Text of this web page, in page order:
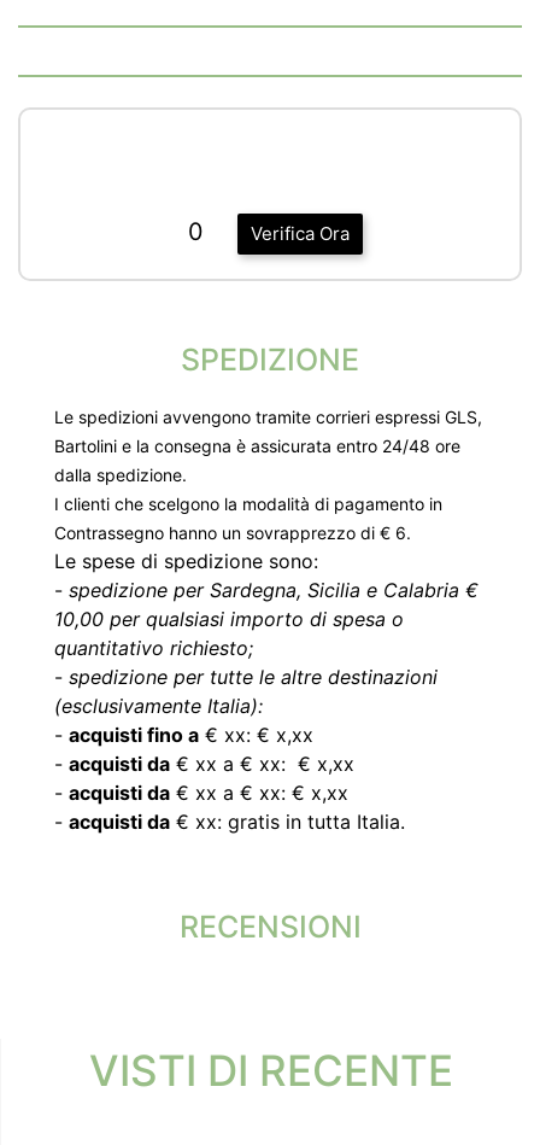
Verifica Ora
0
SPEDIZIONE
Le spedizioni avvengono tramite corrieri espressi GLS,
Bartolini e la consegna è assicurata entro 24/48 ore
dalla spedizione.
I clienti che scelgono la modalità di pagamento in
Contrassegno hanno un sovrapprezzo di € 6.
Le spese di spedizione sono:
- spedizione per Sardegna, Sicilia e Calabria €
10,00 per qualsiasi importo di spesa o
quantitativo richiesto;
- spedizione per tutte le altre destinazioni
(esclusivamente Italia):
- acquisti fino a € xx: € x,xx
- acquisti da € xx a € xx: € x,xx
- acquisti da € xx a € xx: € x,xx
- acquisti da € xx: gratis in tutta Italia.
RECENSIONI
VISTI DI RECENTE